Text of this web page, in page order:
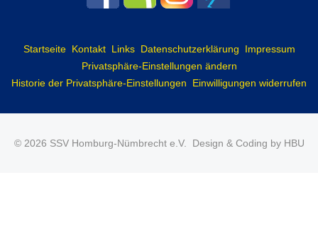
Startseite Kontakt Links Datenschutzerklärung
Impressum
Privatsphäre-Einstellungen ändern
Historie der Privatsphäre-Einstellungen
Einwilligungen widerrufen
© 2026 SSV Homburg-Nümbrecht e.V. Design & Coding by HBU